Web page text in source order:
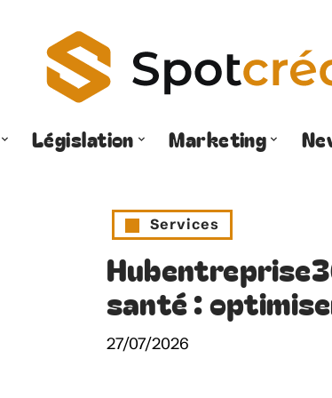
Législation Marketing
Services
santé :
27/07/2026